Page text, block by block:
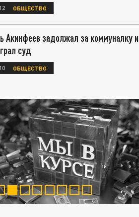
ОБЩЕСТВО
Акинфеев задолжал за коммуналку и
суд
ОБЩЕСТВО